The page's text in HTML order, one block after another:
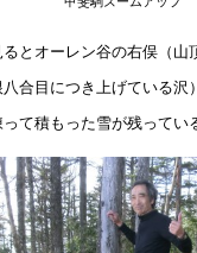
とオーレン谷の右俣（山
合目につき上げている沢
て積もった雪が残ってい